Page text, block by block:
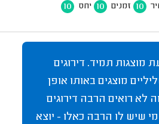
10 זמנים 10 יחס 10
מוצגות תמיד. דירוגים
מוצגים באותו אופן
לא רואים הרבה דירוגים
מי שיש לו הרבה כאלו - יוצא